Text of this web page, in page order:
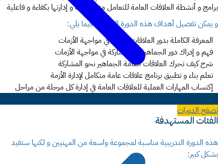
تصفح الدورات
برامج و أنشطة العلاقات العامة للتعامل مع الأزمات و إدارتها بكفاءة و فاعلية
و يمكن تفصيل أهداف هذه الدورة التدريبية فيما يلي:
المعرفة الكاملة بدور العلاقات العامة في مواجهة الأزمات
فهم و إدراك دور الجماهير في المشاركة في مواجهة الأزمات
شرح كيف تحرك العلاقات العامة الجماهير نحو المشاركة
تعلم بناء و تطبيق برنامج علاقات عامة متكامل لإدارة الأزمة
إكتساب المهارات العملية للعلاقات العامة في إدارة كل مرحلة من مراحل
الفئات المستهدفة
هذه الدورة التدريبية مناسبة لمجموعة واسعة من المهنيين و لكنها ستفيد
بشكل كبير: